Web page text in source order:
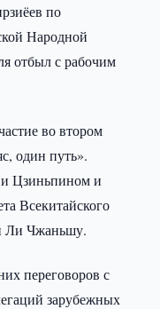
по
Народной
отбыл с рабочим
во втором
один путь».
Цзиньпином и
Всекитайского
Ли Чжаньшу.
переговоров с
зарубежных